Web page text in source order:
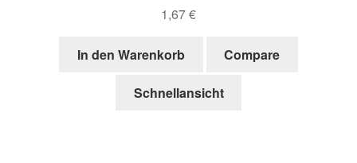
1,67€
In den Warenkorb Compare
Schnellansicht